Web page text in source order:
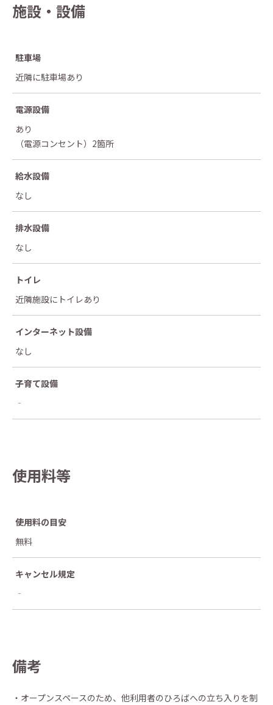
施設・設備
駐車場
近隣に駐車場あり
電源設備
あり
（電源コンセント）2箇所
給水設備
なし
排水設備
なし
トイレ
近隣施設にトイレあり
インターネット設備
なし
子育て設備
‐
使用料等
使用料の目安
無料
キャンセル規定
‐
備考
・オープンスペースのため、他利用者のひろばへの立ち入りを制